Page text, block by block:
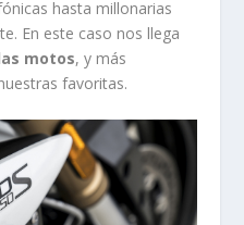
hasta millonarias
En este caso nos llega
motos, y más
favoritas.